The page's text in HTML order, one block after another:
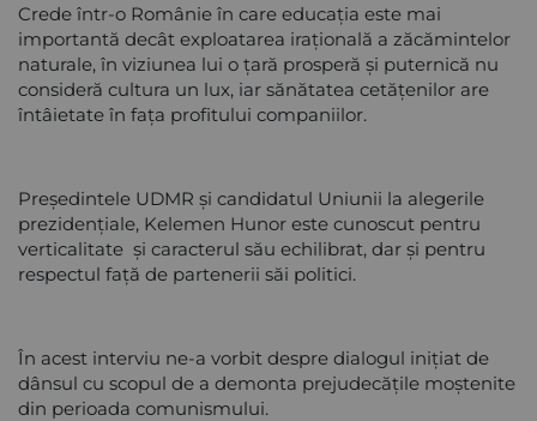
Crede într-o Românie în care educația este mai
importantă decât exploatarea irațională a zăcămintelor
naturale, în viziunea lui o țară prosperă și puternică nu
consideră cultura un lux, iar sănătatea cetățenilor are
întâietate în fața profitului companiilor.
Președintele UDMR și candidatul Uniunii la alegerile
prezidențiale, Kelemen Hunor este cunoscut pentru
verticalitate și caracterul său echilibrat, dar și pentru
respectul față de partenerii săi politici.
În acest interviu ne-a vorbit despre dialogul inițiat de
dânsul cu scopul de a demonta prejudecățile moștenite
din perioada comunismului.